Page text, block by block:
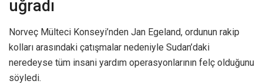
uğradı
Norveç Mülteci Konseyi’nden Jan Egeland, ordunun rakip
kolları arasındaki çatışmalar nedeniyle Sudan’daki
neredeyse tüm insani yardım operasyonlarının felç olduğunu
söyledi.